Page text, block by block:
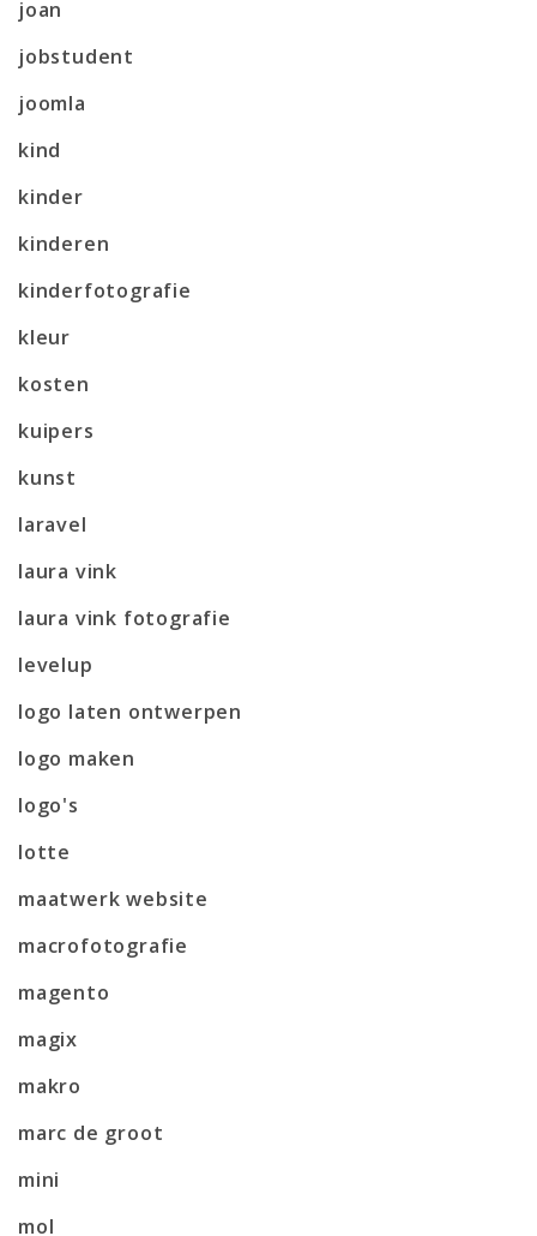
joan
jobstudent
joomla
kind
kinder
kinderen
kinderfotografie
kleur
kosten
kuipers
kunst
laravel
laura vink
laura vink fotografie
levelup
logo laten ontwerpen
logo maken
logo's
lotte
maatwerk website
macrofotografie
magento
magix
makro
marc de groot
mini
mol